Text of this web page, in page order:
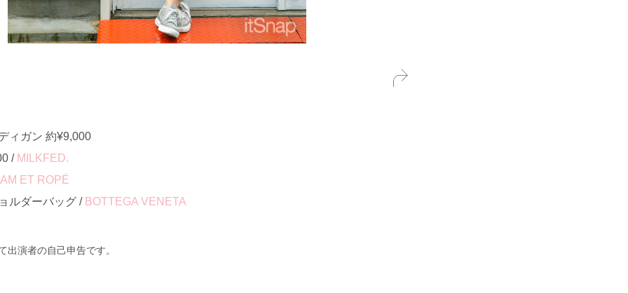
ィガン 約¥9,000
/ MILKFED.
ET ROPÉ
ルダーバッグ / BOTTEGA VENETA
演者の自己申告です。